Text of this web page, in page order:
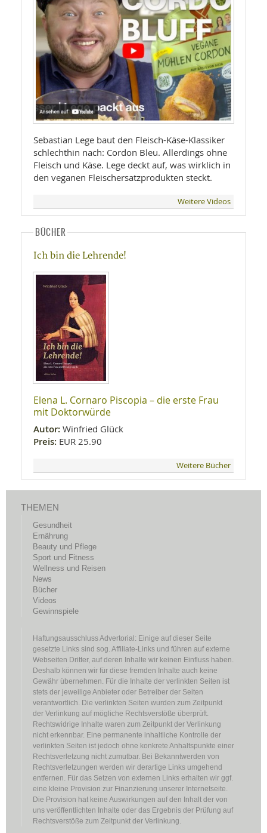
Sebastian Lege baut den Fleisch-Käse-Klassiker
schlechthin nach: Cordon Bleu. Allerdings ohne
Fleisch und Käse. Lege deckt auf, was wirklich in
den veganen Fleischersatzprodukten steckt.
Weitere Videos
BÜCHER
Ich bin die Lehrende!
Elena L. Cornaro Piscopia – die erste Frau
mit Doktorwürde
Autor: Winfried Glück
Preis: EUR 25.90
Weitere Bücher
THEMEN
Gesundheit
Ernährung
Beauty und Pflege
Sport und Fitness
Wellness und Reisen
News
Bücher
Videos
Gewinnspiele
Haftungsausschluss Advertorial: Einige auf dieser Seite
gesetzte Links sind sog. Affiliate-Links und führen auf externe
Webseiten Dritter, auf deren Inhalte wir keinen Einfluss haben.
Deshalb können wir für diese fremden Inhalte auch keine
Gewähr übernehmen. Für die Inhalte der verlinkten Seiten ist
stets der jeweilige Anbieter oder Betreiber der Seiten
verantwortlich. Die verlinkten Seiten wurden zum Zeitpunkt
der Verlinkung auf mögliche Rechtsverstöße überprüft.
Rechtswidrige Inhalte waren zum Zeitpunkt der Verlinkung
nicht erkennbar. Eine permanente inhaltliche Kontrolle der
verlinkten Seiten ist jedoch ohne konkrete Anhaltspunkte einer
Rechtsverletzung nicht zumutbar. Bei Bekanntwerden von
Rechtsverletzungen werden wir derartige Links umgehend
entfernen. Für das Setzen von externen Links erhalten wir ggf.
eine kleine Provision zur Finanzierung unserer Internetseite.
Die Provision hat keine Auswirkungen auf den Inhalt der von
uns veröffentlichten Inhalte oder das Ergebnis der Prüfung auf
Rechtsverstöße zum Zeitpunkt der Verlinkung.